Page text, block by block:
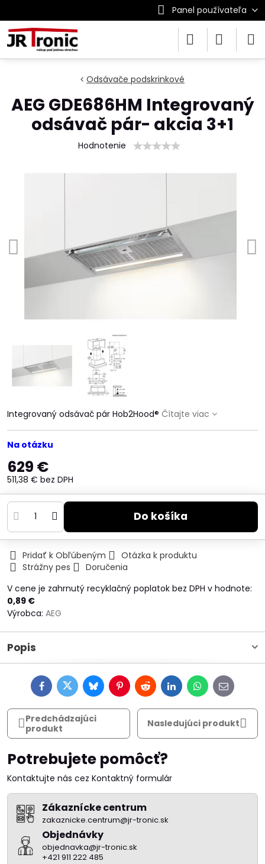
Panel používateľa
Odsávače podskrinkové
AEG GDE686HM Integrovaný
odsávač pár- akcia 3+1
Hodnotenie
Integrovaný odsávač pár Hob2Hood® Čítajte viac
Na otázku
629 €
511,38 € bez DPH
Do košíka
Pridať k Obľúbeným
Otázka k produktu
Strážny pes
Doručenia
V cene je zahrnutý recyklačný poplatok bez DPH v hodnote:
0,89 €
Výrobca: AEG
Popis
FacebookTwitterBlueskyPinterestRedditLinkedInWhatsApp
E-
mail
Predchádzajúci
produkt
Nasledujúci produkt
Potrebujete pomôcť?
Kontaktujte nás cez Kontaktný formulár
Zákaznícke centrum
zakaznicke.centrum@jr-tronic.sk
Objednávky
objednavka@jr-tronic.sk
+421 911 222 485